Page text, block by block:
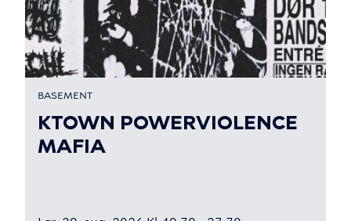
BASEMENT
KTOWN POWERVIOLENCE
MAFIA